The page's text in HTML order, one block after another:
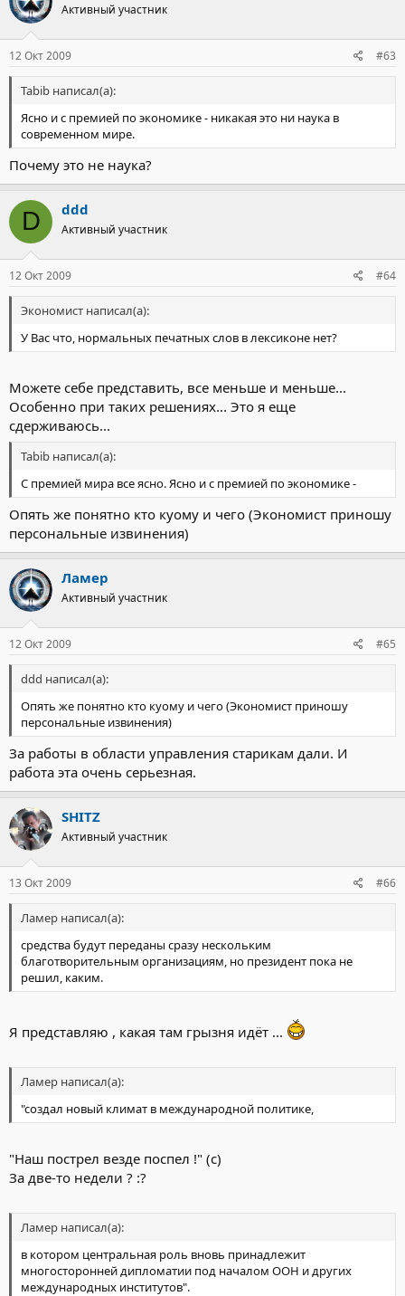
Активный участник
12 Окт 2009 #63
Tabib написал(а):
Ясно и с премией по экономике - никакая это ни наука в
современном мире.
Почему это не наука?
D ddd
Активный участник
12 Окт 2009 #64
Экономист написал(а):
У Вас что, нормальных печатных слов в лексиконе нет?
Можете себе представить, все меньше и меньше...
Особенно при таких решениях... Это я еще
сдерживаюсь...
Tabib написал(а):
C премией мира все ясно. Ясно и с премией по экономике -
Опять же понятно кто куому и чего (Экономист приношу
персональные извинения)
Ламер
Активный участник
12 Окт 2009 #65
ddd написал(а):
Опять же понятно кто куому и чего (Экономист приношу
персональные извинения)
За работы в области управления старикам дали. И
работа эта очень серьезная.
SHITZ
Активный участник
13 Окт 2009 #66
Ламер написал(а):
средства будут переданы сразу нескольким
благотворительным организациям, но президент пока не
решил, каким.
Я представляю , какая там грызня идёт ...
Ламер написал(а):
"создал новый климат в международной политике,
"Наш пострел везде поспел !" (с)
За две-то недели ? :?
Ламер написал(а):
в котором центральная роль вновь принадлежит
многосторонней дипломатии под началом ООН и других
международных институтов".